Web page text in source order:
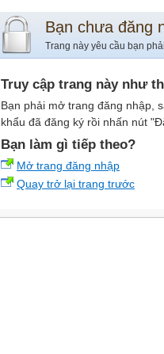
Bạn chưa đăng
Trang này yêu cầu bạn
Truy cập trang này như
Bạn phải mở trang đăng nhập,
khẩu đã đăng ký rồi nhấn nút
Bạn làm gì tiếp theo?
Mở trang đăng nhập
Quay trở lại trang trước